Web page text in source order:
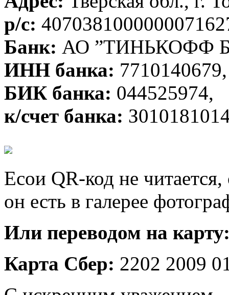
р/с:
Банк: АО ”ТИНЬКОФФ
ИНН банка: 7710140679,
БИК банка: 044525974,
к/счет банка:
Есои QR-код не
он есть в галерее
Или переводом на
Карта Сбер: 2202 2009